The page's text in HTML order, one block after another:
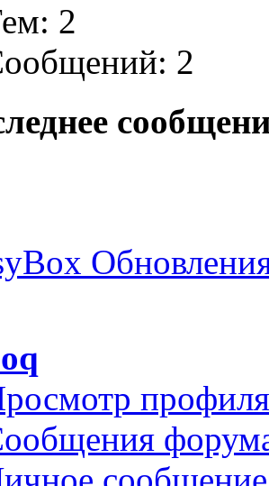
2
2
профиля